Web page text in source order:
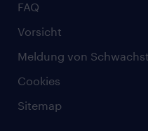
FAQ
Vorsicht
Meldung von
Cookies
Sitemap